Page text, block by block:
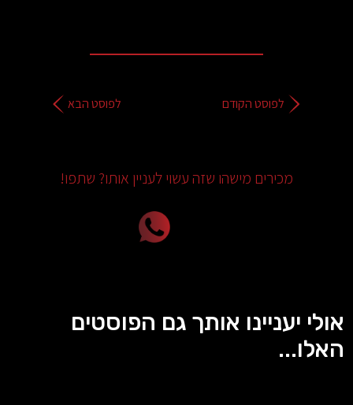
לפוסט הקודם לפוסט הבא
מכירים מישהו שזה עשוי לעניין אותו? שתפו!
אולי יעניינו אותך גם הפוסטים
האלו...